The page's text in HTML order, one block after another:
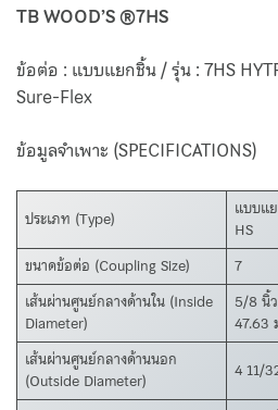
TB WOOD’S ®7HS
ข้อต่อ : แบบแยกชิ้น / รุ่น : 7HS
Sure-Flex
ข้อมูลจำเพาะ (SPECIFICATIONS)
ประเภท (Type)
แบบแ
HS
ขนาดข้อต่อ (Coupling Size)
7
เส้นผ่านศูนย์กลางด้านใน (Inside
Diameter)
5/8 นิ้
47.63
เส้นผ่านศูนย์กลางด้านนอก
(Outside Diameter)
4 11/